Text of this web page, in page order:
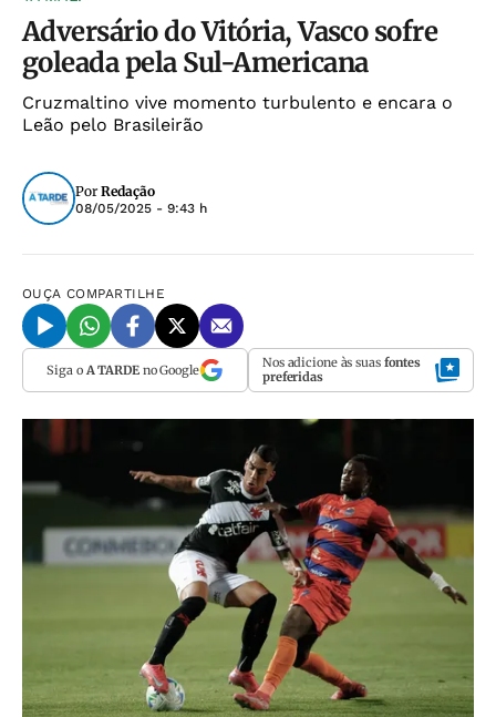
Adversário do Vitória, Vasco sofre
goleada pela Sul-Americana
Cruzmaltino vive momento turbulento e encara o
Leão pelo Brasileirão
Por Redação
08/05/2025 - 9:43 h
OUÇA COMPARTILHE
Siga o A TARDEno Google Nos adicione às suas fontes
preferidas